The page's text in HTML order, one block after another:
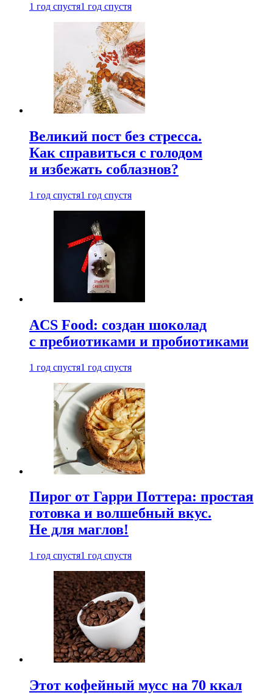
1 год спустя1 год спустя
Великий пост без стресса.
Как справиться с голодом
и избежать соблазнов?
1 год спустя1 год спустя
ACS Food: создан шоколад
с пребиотиками и пробиотиками
1 год спустя1 год спустя
Пирог от Гарри Поттера: простая
готовка и волшебный вкус.
Не для маглов!
1 год спустя1 год спустя
Этот кофейный мусс на 70 ккал